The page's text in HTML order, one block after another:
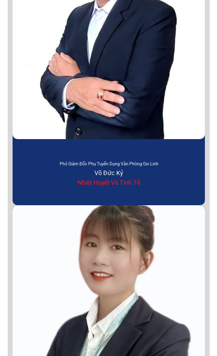
Phó Giám Đốc Phụ Tuyển Dụng Văn Phòng Gio Linh
Võ Đức Kỷ
Nhiệt Huyết Và Tinh Tế